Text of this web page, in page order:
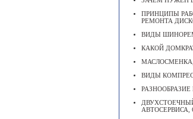
ПРИНЦИПЫ
РЕМОНТА
ВИДЫ
КАКОЙ
ВИДЫ